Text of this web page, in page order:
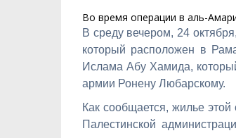
Во время операции в аль-
В среду вечером, 24
который расположен в
Ислама Абу Хамида,
армии Ронену Любарскому.
Как сообщается, жилье
Палестинской